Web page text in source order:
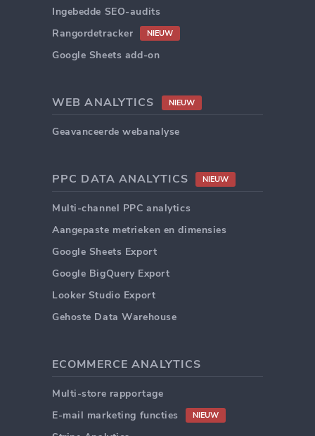
Ingebedde SEO-audits
Rangordetracker
NIEUW
Google Sheets add-on
WEB ANALYTICS NIEUW
Geavanceerde webanalyse
PPC DATA ANALYTICS NIEUW
Multi-channel PPC analytics
Aangepaste metrieken en dimensies
Google Sheets Export
Google BigQuery Export
Looker Studio Export
Gehoste Data Warehouse
ECOMMERCE ANALYTICS
Multi-store rapportage
E-mail marketing functies
NIEUW